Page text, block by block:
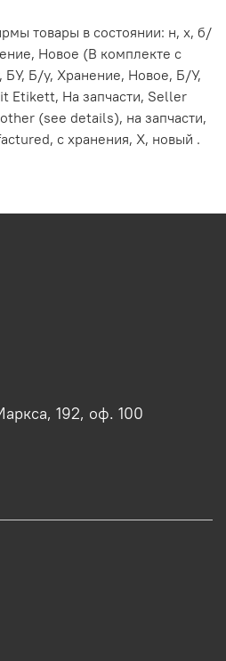
товары в состоянии: н, х, б/
Новое (В комплекте с
БУ, Б/у, Хранение, Новое, Б/У,
Etikett, На запчасти, Seller
(see details), на запчасти,
с хранения, X, новый .
192, оф. 100